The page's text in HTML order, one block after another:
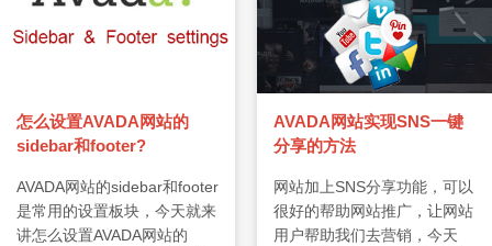
怎么设置AVADA网站的
sidebar和footer?
AVADA网站的sidebar和footer
是常用的设置板块，今天就来
讲怎么设置AVADA网站的
AVADA网站实现SNS一键
分享的方法
网站加上SNS分享功能，可以
很好的帮助网站推广，让网站
用户帮助我们去营销，今天